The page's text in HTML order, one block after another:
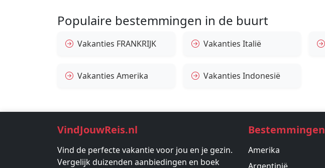
Populaire bestemmingen in de buurt
Vakanties FRANKRIJK Vakanties Italië
Vakanties Amerika Vakanties Indonesië
VindJouwReis.nl
Vind de perfecte vakantie voor jou en je gezin.
Vergelijk duizenden aanbiedingen en boek
Bestemmingen
Amerika